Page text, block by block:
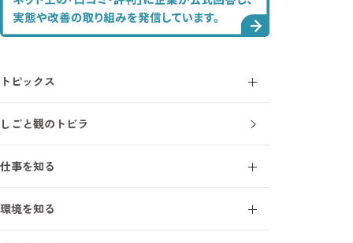
トピックス
ニュース
しごと観のトビラ
仕事を知る
施工管理を知る7ワード
環境を知る